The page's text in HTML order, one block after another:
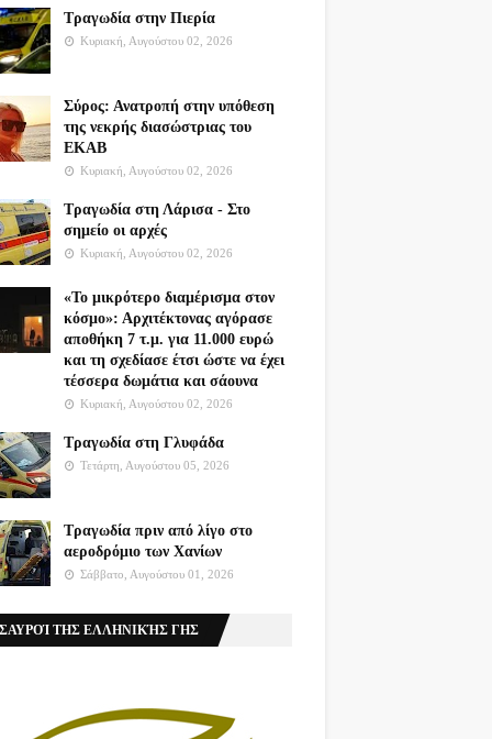
Τραγωδία στην Πιερία
Κυριακή, Αυγούστου 02, 2026
Σύρος: Ανατροπή στην υπόθεση
της νεκρής διασώστριας του
ΕΚΑΒ
Κυριακή, Αυγούστου 02, 2026
Τραγωδία στη Λάρισα - Στο
σημείο οι αρχές
Κυριακή, Αυγούστου 02, 2026
«Το μικρότερο διαμέρισμα στον
κόσμο»: Αρχιτέκτονας αγόρασε
αποθήκη 7 τ.μ. για 11.000 ευρώ
και τη σχεδίασε έτσι ώστε να έχει
τέσσερα δωμάτια και σάουνα
Κυριακή, Αυγούστου 02, 2026
Τραγωδία στη Γλυφάδα
Τετάρτη, Αυγούστου 05, 2026
Τραγωδία πριν από λίγο στο
αεροδρόμιο των Χανίων
Σάββατο, Αυγούστου 01, 2026
ΤΗΣ ΕΛΛΗΝΙΚΉΣ ΓΗΣ